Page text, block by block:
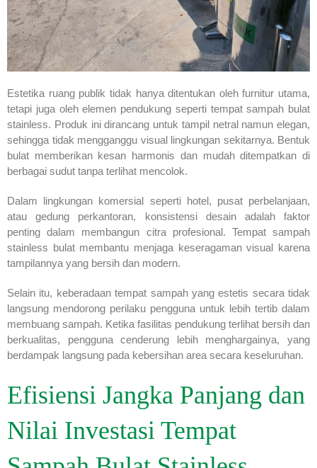
Estetika ruang publik tidak hanya ditentukan oleh furnitur utama,
tetapi juga oleh elemen pendukung seperti tempat sampah bulat
stainless. Produk ini dirancang untuk tampil netral namun elegan,
sehingga tidak mengganggu visual lingkungan sekitarnya. Bentuk
bulat memberikan kesan harmonis dan mudah ditempatkan di
berbagai sudut tanpa terlihat mencolok.
Dalam lingkungan komersial seperti hotel, pusat perbelanjaan,
atau gedung perkantoran, konsistensi desain adalah faktor
penting dalam membangun citra profesional. Tempat sampah
stainless bulat membantu menjaga keseragaman visual karena
tampilannya yang bersih dan modern.
Selain itu, keberadaan tempat sampah yang estetis secara tidak
langsung mendorong perilaku pengguna untuk lebih tertib dalam
membuang sampah. Ketika fasilitas pendukung terlihat bersih dan
berkualitas, pengguna cenderung lebih menghargainya, yang
berdampak langsung pada kebersihan area secara keseluruhan.
Efisiensi Jangka Panjang dan
Nilai Investasi Tempat